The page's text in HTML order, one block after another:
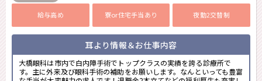
給与高め 寮or住宅手当あり 夜勤2交替制
耳より情報＆お仕事内容
大橋眼科は市内で白内障手術でトップクラスの実績を誇る診療所で
す。主に外来及び眼科手術の補助をお願いします。なんといっても豊富